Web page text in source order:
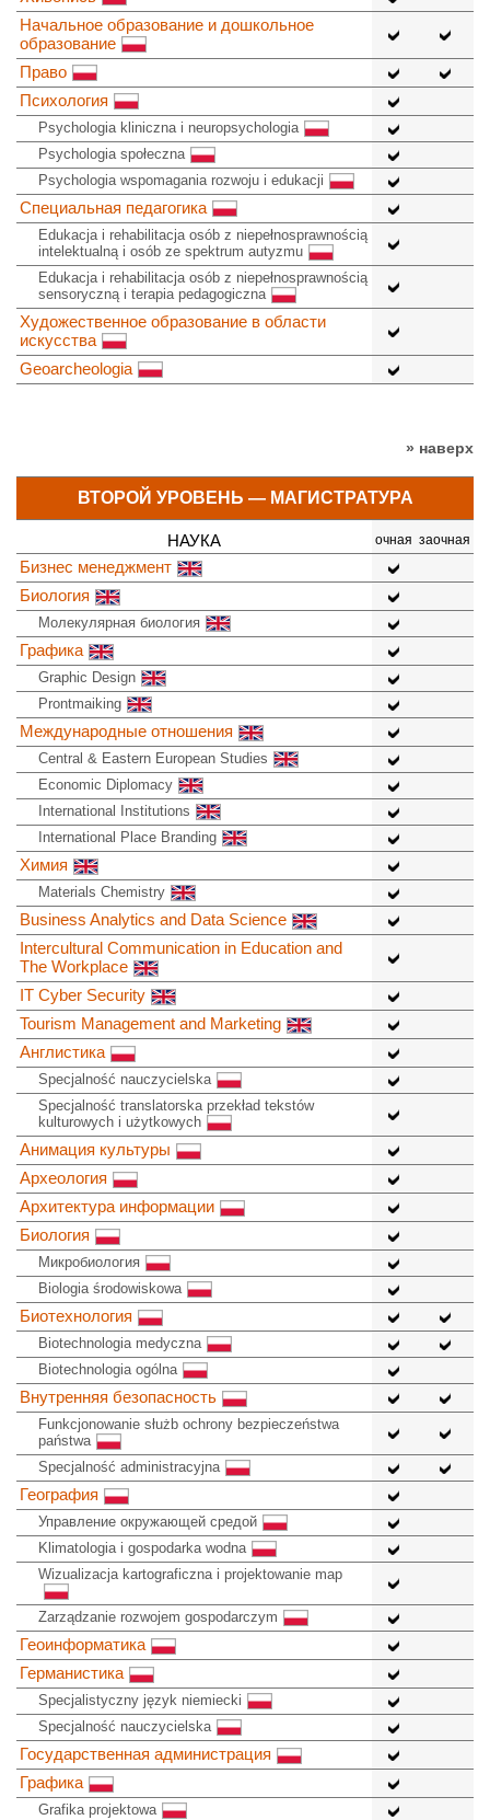
Начальное образование и дошкольное
образование
Право
Психология
Psychologia kliniczna i neuropsychologia
Psychologia społeczna
Psychologia wspomagania rozwoju i edukacji
Специальная педагогика
Edukacja i rehabilitacja osób z niepełnosprawnością
intelektualną i osób ze spektrum autyzmu
Edukacja i rehabilitacja osób z niepełnosprawnością
sensoryczną i terapia pedagogiczna
Художественное образование в области
искусства
Geoarcheologia
» наверх
ВТОРОЙ УРОВЕНЬ — МАГИСТРАТУРА
НАУКА очная заочная
Бизнес менеджмент
Биология
Молекулярная биология
Графика
Graphic Design
Prontmaiking
Международные отношения
Central & Eastern European Studies
Economic Diplomacy
International Institutions
International Place Branding
Химия
Materials Chemistry
Business Analytics and Data Science
Intercultural Communication in Education and
The Workplace
IT Cyber Security
Tourism Management and Marketing
Англистика
Specjalność nauczycielska
Specjalność translatorska przekład tekstów
kulturowych i użytkowych
Анимация культуры
Археология
Архитектура информации
Биология
Микробиология
Biologia środowiskowa
Биотехнология
Biotechnologia medyczna
Biotechnologia ogólna
Внутренняя безопасность
Funkcjonowanie służb ochrony bezpieczeństwa
państwa
Specjalność administracyjna
География
Управление окружающей средой
Klimatologia i gospodarka wodna
Wizualizacja kartograficzna i projektowanie map
Zarządzanie rozwojem gospodarczym
Геоинформатика
Германистика
Specjalistyczny język niemiecki
Specjalność nauczycielska
Государственная администрация
Графика
Grafika projektowa